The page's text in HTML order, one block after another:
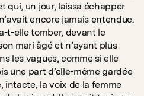
qui, un jour, laissa échapper
encore jamais entendue.
t-elle tomber, devant le
mari âgé et n’ayant plus
les vagues, comme si elle
une part d’elle-même gardée
intacte, la voix de la femme